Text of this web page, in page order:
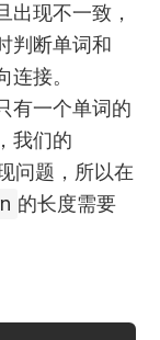
出现不一致，
判断单词和
接。
有一个单词的
我们的
问题，所以在
的长度需要